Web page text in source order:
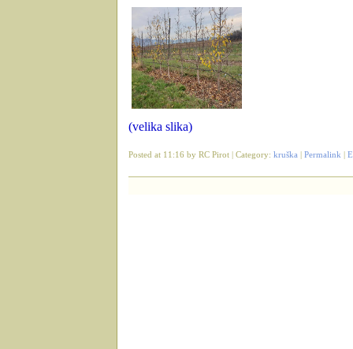
(velika slika)
Posted at 11:16 by RC Pirot | Category: kruška Permalink